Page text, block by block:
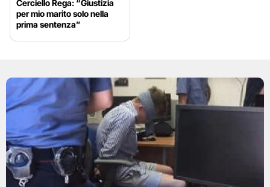
Cerciello Rega: “Giustizia
per mio marito solo nella
prima sentenza”